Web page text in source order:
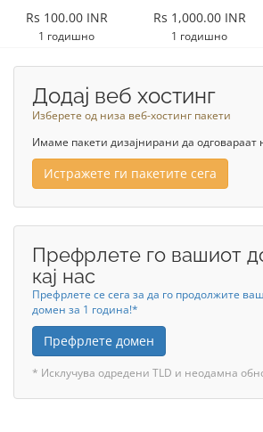
Rs 100.00 INR
1 годишно
Rs 1,000.00 INR
1 годишно
Додај веб хостинг
Изберете од низа веб-хостинг пакети
Имаме пакети дизајнирани да одговараат
Истражете ги пакетите сега
Префрлете го вашиот
кај нас
Префрлете се сега за да го продолжите
домен за 1 година!*
Префрлете домен
* Исклучува одредени TLD и неодамна